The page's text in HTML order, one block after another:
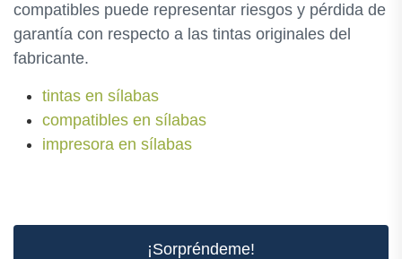
compatibles puede representar riesgos y pérdida de
garantía con respecto a las tintas originales del
fabricante.
tintas en sílabas
compatibles en sílabas
impresora en sílabas
¡Sorpréndeme!